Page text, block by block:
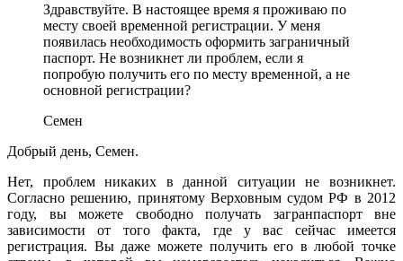
Здравствуйте. В настоящее время я проживаю по
месту своей временной регистрации. У меня
появилась необходимость оформить заграничный
паспорт. Не возникнет ли проблем, если я
попробую получить его по месту временной, а не
основной регистрации?
Семен
Добрый день, Семен.
Нет, проблем никаких в данной ситуации не возникнет.
Согласно решению, принятому Верховным судом РФ в 2012
году, вы можете свободно получать загранпаспорт вне
зависимости от того факта, где у вас сейчас имеется
регистрация. Вы даже можете получить его в любой точке